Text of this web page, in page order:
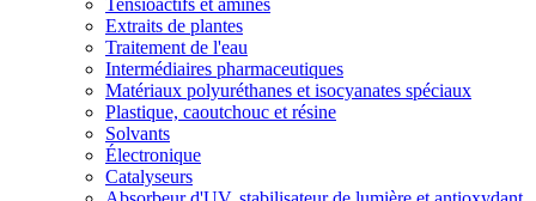
Tensioactifs et amines
Extraits de plantes
Traitement de l'eau
Intermédiaires pharmaceutiques
Matériaux polyuréthanes et isocyanates spéciaux
Plastique, caoutchouc et résine
Solvants
Électronique
Catalyseurs